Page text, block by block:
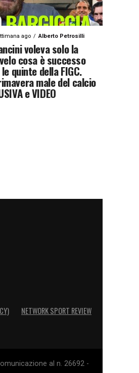
ago Alberto Petrosilli
voleva solo la
cosa è successo
quinte della FIGC.
male del calcio
e VIDEO
NETWORK SPORT REVIEW
al n. 26692 -